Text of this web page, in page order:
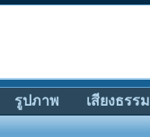
รูปภาพ เสียงธรรม